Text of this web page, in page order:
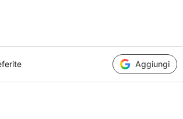
Aggiungi